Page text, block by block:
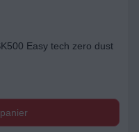
Easy tech zero dust